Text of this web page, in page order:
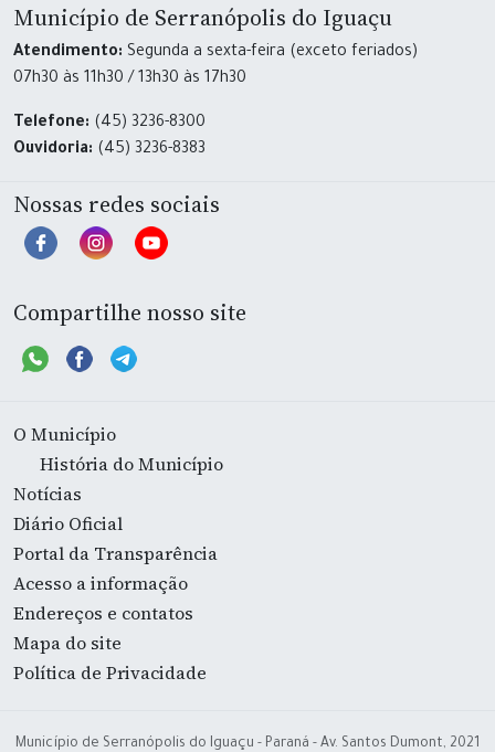
Município de Serranópolis do Iguaçu
Atendimento: Segunda a sexta-feira (exceto feriados)
07h30 às 11h30 / 13h30 às 17h30
Telefone: (45) 3236-8300
Ouvidoria: (45) 3236-8383
Nossas redes sociais
Compartilhe nosso site
O Município
História do Município
Notícias
Diário Oficial
Portal da Transparência
Acesso a informação
Endereços e contatos
Mapa do site
Política de Privacidade
Município de Serranópolis do Iguaçu - Paraná - Av. Santos Dumont, 2021